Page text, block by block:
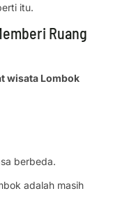
itu.
Ruang
wisata Lombok
berbeda.
adalah masih